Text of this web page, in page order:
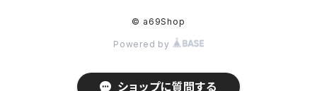
© a69Shop
Powered by
ショップに質問する